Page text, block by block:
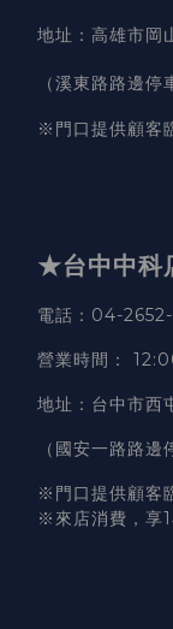
地址 ： 高雄市岡
（溪東路路邊停
※門口提供顧客
★台中中
電話 ：04-
營業時間 ：
地址 ：台中市
（國安一路路邊
※門口提供顧客
※來店消費，享1